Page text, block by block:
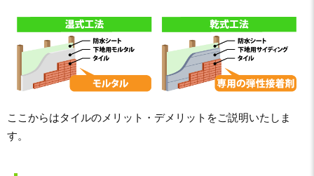
ここからはタイルのメリット・デメリットをご説明いたしま
す。